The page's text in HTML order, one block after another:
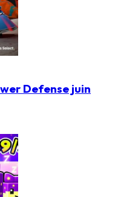
Defense juin